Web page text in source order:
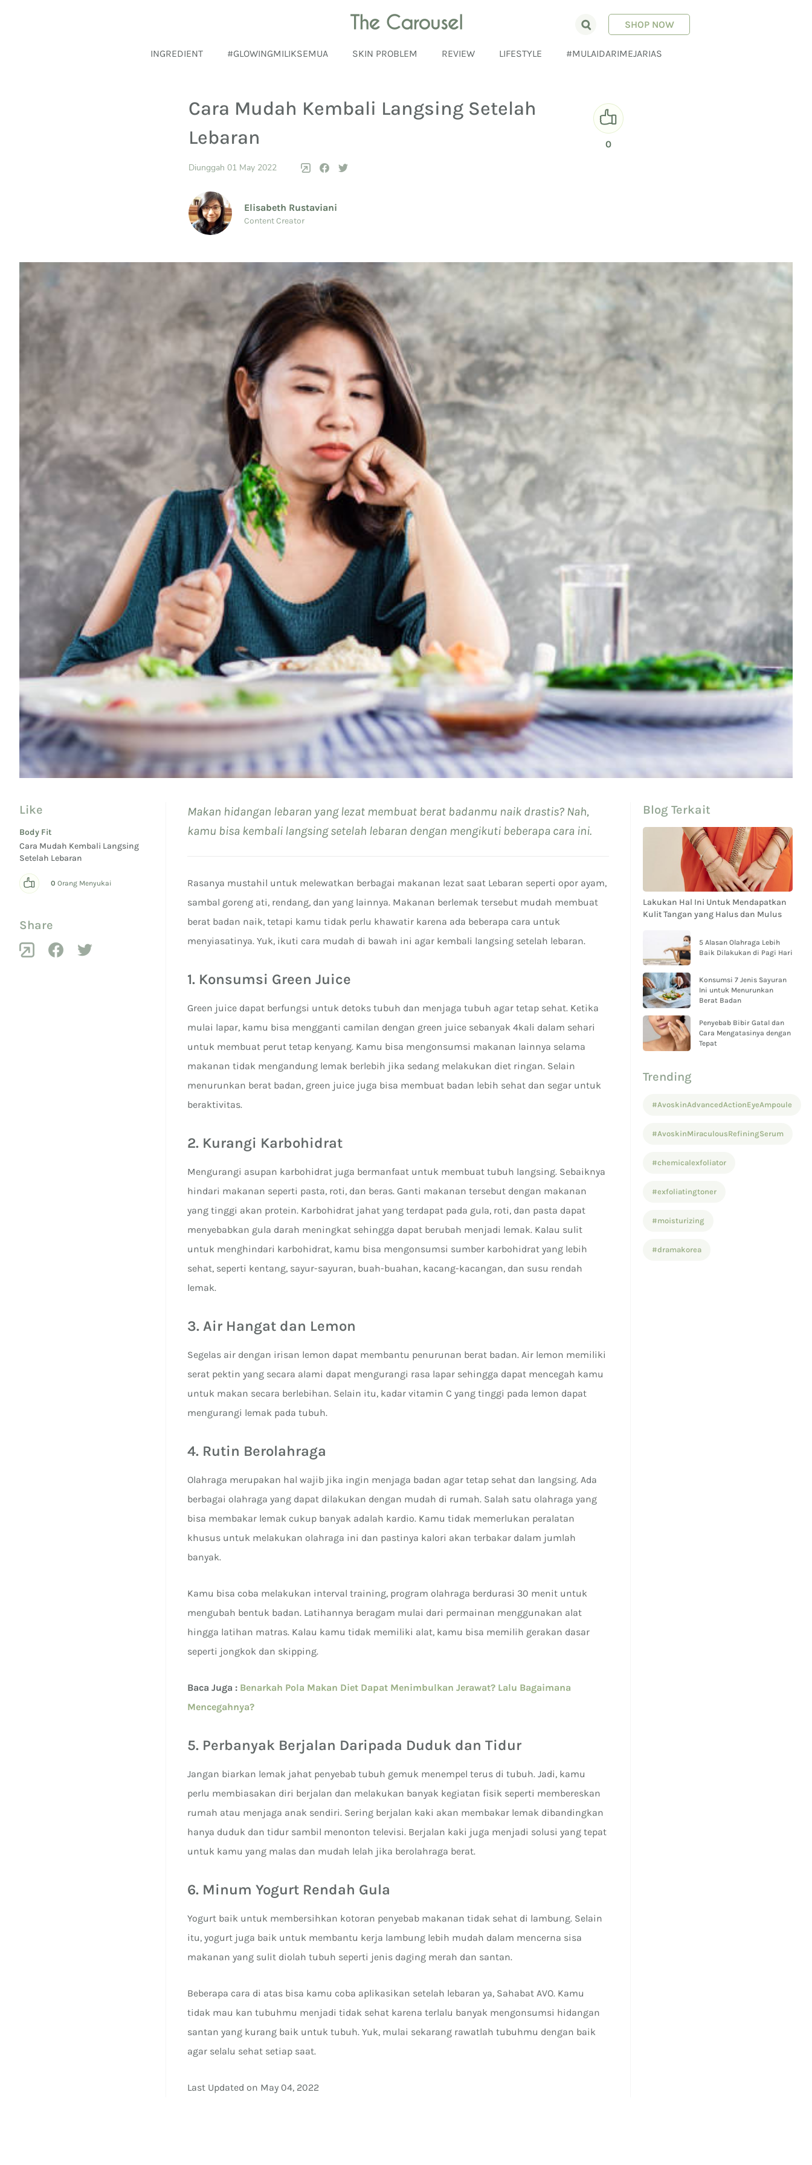
INGREDIENT #GLOWINGMILIKSEMUA SKIN PROBLEM REVIEW LIFESTYLE #MULAIDARIMEJARIAS
SHOP NOW
Cara Mudah Kembali Langsing Setelah
Lebaran
0
Diunggah 01 May 2022
Elisabeth Rustaviani
Content Creator
Like
Body Fit
Cara Mudah Kembali Langsing
Setelah Lebaran
0 Orang Menyukai
Share
Makan hidangan lebaran yang lezat membuat berat badanmu naik drastis? Nah,
kamu bisa kembali langsing setelah lebaran dengan mengikuti beberapa cara ini.
Rasanya mustahil untuk melewatkan berbagai makanan lezat saat Lebaran seperti opor ayam,
sambal goreng ati, rendang, dan yang lainnya. Makanan berlemak tersebut mudah membuat
berat badan naik, tetapi kamu tidak perlu khawatir karena ada beberapa cara untuk
menyiasatinya. Yuk, ikuti cara mudah di bawah ini agar kembali langsing setelah lebaran.
1. Konsumsi Green Juice
Green juice dapat berfungsi untuk detoks tubuh dan menjaga tubuh agar tetap sehat. Ketika
mulai lapar, kamu bisa mengganti camilan dengan green juice sebanyak 4kali dalam sehari
untuk membuat perut tetap kenyang. Kamu bisa mengonsumsi makanan lainnya selama
makanan tidak mengandung lemak berlebih jika sedang melakukan diet ringan. Selain
menurunkan berat badan, green juice juga bisa membuat badan lebih sehat dan segar untuk
beraktivitas.
2. Kurangi Karbohidrat
Mengurangi asupan karbohidrat juga bermanfaat untuk membuat tubuh langsing. Sebaiknya
hindari makanan seperti pasta, roti, dan beras. Ganti makanan tersebut dengan makanan
yang tinggi akan protein. Karbohidrat jahat yang terdapat pada gula, roti, dan pasta dapat
menyebabkan gula darah meningkat sehingga dapat berubah menjadi lemak. Kalau sulit
untuk menghindari karbohidrat, kamu bisa mengonsumsi sumber karbohidrat yang lebih
sehat, seperti kentang, sayur-sayuran, buah-buahan, kacang-kacangan, dan susu rendah
lemak.
3. Air Hangat dan Lemon
Segelas air dengan irisan lemon dapat membantu penurunan berat badan. Air lemon memiliki
serat pektin yang secara alami dapat mengurangi rasa lapar sehingga dapat mencegah kamu
untuk makan secara berlebihan. Selain itu, kadar vitamin C yang tinggi pada lemon dapat
mengurangi lemak pada tubuh.
4. Rutin Berolahraga
Olahraga merupakan hal wajib jika ingin menjaga badan agar tetap sehat dan langsing. Ada
berbagai olahraga yang dapat dilakukan dengan mudah di rumah. Salah satu olahraga yang
bisa membakar lemak cukup banyak adalah kardio. Kamu tidak memerlukan peralatan
khusus untuk melakukan olahraga ini dan pastinya kalori akan terbakar dalam jumlah
banyak.
Kamu bisa coba melakukan interval training, program olahraga berdurasi 30 menit untuk
mengubah bentuk badan. Latihannya beragam mulai dari permainan menggunakan alat
hingga latihan matras. Kalau kamu tidak memiliki alat, kamu bisa memilih gerakan dasar
seperti jongkok dan skipping.
Baca Juga : Benarkah Pola Makan Diet Dapat Menimbulkan Jerawat? Lalu Bagaimana
Mencegahnya?
5. Perbanyak Berjalan Daripada Duduk dan Tidur
Jangan biarkan lemak jahat penyebab tubuh gemuk menempel terus di tubuh. Jadi, kamu
perlu membiasakan diri berjalan dan melakukan banyak kegiatan fisik seperti membereskan
rumah atau menjaga anak sendiri. Sering berjalan kaki akan membakar lemak dibandingkan
hanya duduk dan tidur sambil menonton televisi. Berjalan kaki juga menjadi solusi yang tepat
untuk kamu yang malas dan mudah lelah jika berolahraga berat.
6. Minum Yogurt Rendah Gula
Yogurt baik untuk membersihkan kotoran penyebab makanan tidak sehat di lambung. Selain
itu, yogurt juga baik untuk membantu kerja lambung lebih mudah dalam mencerna sisa
makanan yang sulit diolah tubuh seperti jenis daging merah dan santan.
Beberapa cara di atas bisa kamu coba aplikasikan setelah lebaran ya, Sahabat AVO. Kamu
tidak mau kan tubuhmu menjadi tidak sehat karena terlalu banyak mengonsumsi hidangan
santan yang kurang baik untuk tubuh. Yuk, mulai sekarang rawatlah tubuhmu dengan baik
agar selalu sehat setiap saat.
Last Updated on May 04, 2022
Blog Terkait
Lakukan Hal Ini Untuk Mendapatkan
Kulit Tangan yang Halus dan Mulus
5 Alasan Olahraga Lebih
Baik Dilakukan di Pagi Hari
Konsumsi 7 Jenis Sayuran
Ini untuk Menurunkan
Berat Badan
Penyebab Bibir Gatal dan
Cara Mengatasinya dengan
Tepat
Trending
#AvoskinAdvancedActionEyeAmpoule
#AvoskinMiraculousRefiningSerum
#chemicalexfoliator
#exfoliatingtoner
#moisturizing
#dramakorea